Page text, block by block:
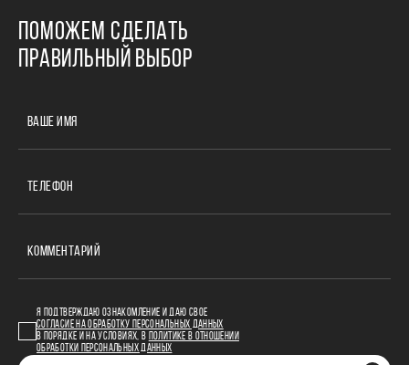
ПОМОЖЕМ СДЕЛАТЬ
ПРАВИЛЬНЫЙ ВЫБОР
ВАШЕ ИМЯ
ТЕЛЕФОН
КОММЕНТАРИЙ
Я ПОДТВЕРЖДАЮ ОЗНАКОМЛЕНИЕ И ДАЮ СВОЕ
СОГЛАСИЕ НА ОБРАБОТКУ ПЕРСОНАЛЬНЫХ ДАННЫХ
В ПОРЯДКЕ И НА УСЛОВИЯХ, В
ПОЛИТИКЕ В ОТНОШЕНИИ
ОБРАБОТКИ ПЕРСОНАЛЬНЫХ ДАННЫХ